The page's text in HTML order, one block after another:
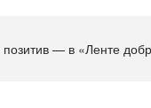
позитив — в «Ленте